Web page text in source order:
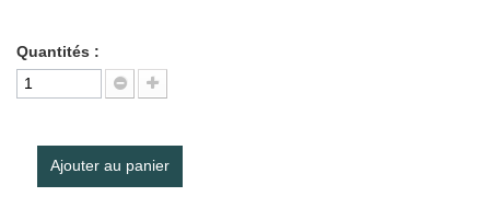
Quantités :
Ajouter au panier